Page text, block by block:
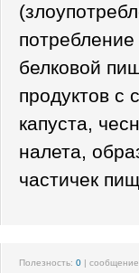
белковой
продуктов с
капуста,
налета,
частичек
Полезность: 0 |